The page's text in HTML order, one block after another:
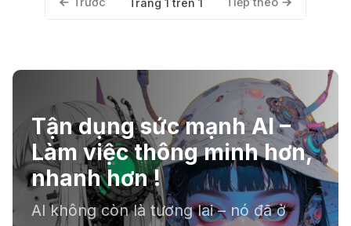
Tận dụng sức mạnh AI –
Làm việc thông minh hơn,
nhanh hơn !
AI không còn là tương lai – nó đã ở